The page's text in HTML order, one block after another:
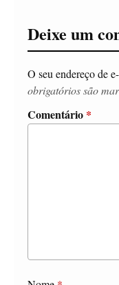
Deixe um
O seu endereço de
obrigatórios são
Comentário *